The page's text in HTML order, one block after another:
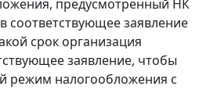
предусмотренный НК
соответствующее заявление
срок организация
заявление, чтобы
режим налогообложения с